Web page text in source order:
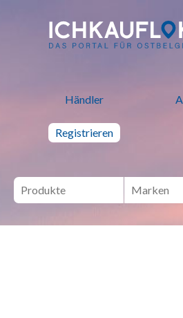
ich kauf lokal -
Händler
Registrieren